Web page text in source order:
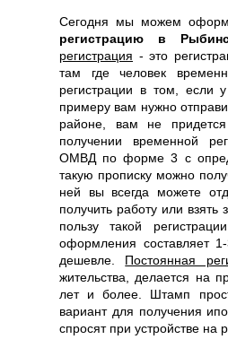
Сегодня мы можем
регистрацию в
регистрация - это
там где человек
регистрации в том, если
примеру вам нужно
районе, вам не
получении временной
ОМВД по форме 3 с
такую прописку можно
ней вы всегда можете
получить работу или
пользу такой
оформления составляет
дешевле. Постоянная
жительства, делается на
лет и более. Штамп
вариант для получения
спросят при устройстве на